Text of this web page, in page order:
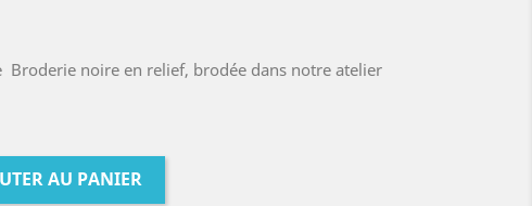
Broderie noire en relief, brodée dans notre atelier
AU PANIER